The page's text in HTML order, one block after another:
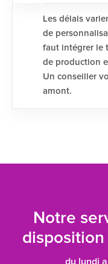
Les délais
de
faut intégrer le
de production
Un conseiller
amont.
Notre
disposition
du lundi